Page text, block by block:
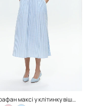
Сарафан максі у клітинку віші, Blue